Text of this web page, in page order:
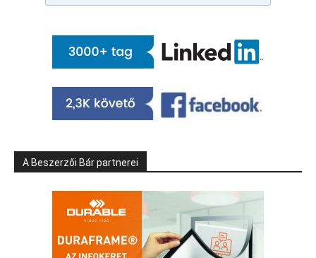
A Beszerzői Bár partnerei